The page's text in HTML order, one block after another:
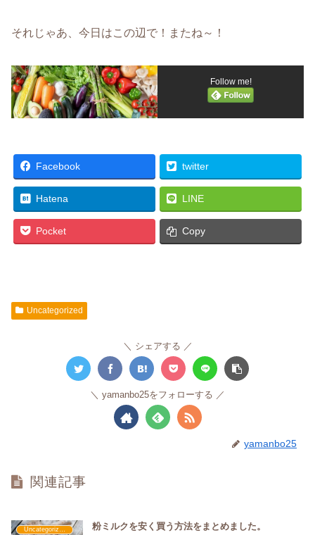
それじゃあ、今日はこの辺で！またね～！
Follow me!
Facebook twitter
Hatena LINE
Pocket Copy
Uncategorized
シェアする
yamanbo25をフォローする
yamanbo25
関連記事
粉ミルクを安く買う方法をまとめました。